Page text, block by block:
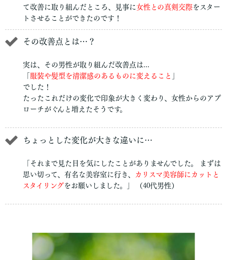
て改善に取り組んだところ、見事に女性との真剣交際をスター
トさせることができたのです！
その改善点とは…？
実は、その男性が取り組んだ改善点は...
服装や髪型を清潔感のあるものに変えること
でした！
たったこれだけの変化で印象が大きく変わり、女性からのアプ
ローチがぐんと増えたそうです。
ちょっとした変化が大きな違いに…
「それまで見た目を気にしたことがありませんでした。 まずは
思い切って、有名な美容室に行き、
カリスマ美容師にカットと
スタイリングをお願いしました。」 （40代男性）